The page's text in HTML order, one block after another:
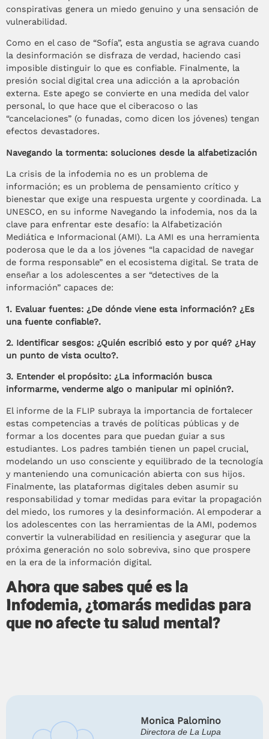
conspirativas genera un miedo genuino y una sensación de
vulnerabilidad.
Como en el caso de “Sofía”, esta angustia se agrava cuando
la desinformación se disfraza de verdad, haciendo casi
imposible distinguir lo que es confiable. Finalmente, la
presión social digital crea una adicción a la aprobación
externa. Este apego se convierte en una medida del valor
personal, lo que hace que el ciberacoso o las
“cancelaciones” (o funadas, como dicen los jóvenes) tengan
efectos devastadores.
Navegando la tormenta: soluciones desde la alfabetización
La crisis de la infodemia no es un problema de
información; es un problema de pensamiento crítico y
bienestar que exige una respuesta urgente y coordinada. La
UNESCO, en su informe Navegando la infodemia, nos da la
clave para enfrentar este desafío: la Alfabetización
Mediática e Informacional (AMI). La AMI es una herramienta
poderosa que le da a los jóvenes “la capacidad de navegar
de forma responsable” en el ecosistema digital. Se trata de
enseñar a los adolescentes a ser “detectives de la
información” capaces de:
1. Evaluar fuentes: ¿De dónde viene esta información? ¿Es
una fuente confiable?.
2. Identificar sesgos: ¿Quién escribió esto y por qué? ¿Hay
un punto de vista oculto?.
3. Entender el propósito: ¿La información busca
informarme, venderme algo o manipular mi opinión?.
El informe de la FLIP subraya la importancia de fortalecer
estas competencias a través de políticas públicas y de
formar a los docentes para que puedan guiar a sus
estudiantes. Los padres también tienen un papel crucial,
modelando un uso consciente y equilibrado de la tecnología
y manteniendo una comunicación abierta con sus hijos.
Finalmente, las plataformas digitales deben asumir su
responsabilidad y tomar medidas para evitar la propagación
del miedo, los rumores y la desinformación. Al empoderar a
los adolescentes con las herramientas de la AMI, podemos
convertir la vulnerabilidad en resiliencia y asegurar que la
próxima generación no solo sobreviva, sino que prospere
en la era de la información digital.
Ahora que sabes qué es la
Infodemia, ¿tomarás medidas para
que no afecte tu salud mental?
Monica Palomino
Directora de La Lupa